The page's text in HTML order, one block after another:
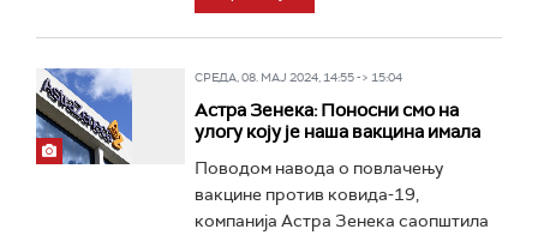
СРЕДА, 08. МАЈ 2024, 14:55 -> 15:04
Астра Зенека: Поносни смо на
улогу коју је наша вакцина имала
Поводом навода о повлачењу
вакцине против ковида-19,
компанија Астра Зенека саопштила